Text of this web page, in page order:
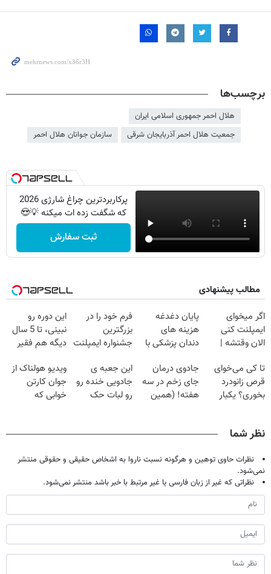
برچسب‌ها
هلال احمر جمهوری اسلامی ایران
جمعیت هلال احمر آذربایجان شرقی
سازمان جوانان هلال احمر
پرکاربردترین چراغ شارژی 2026
که شگفت زده ات میکنه 💡😍
ثبت سفارش
مطالب پیشنهادی
اگر میخوای
ایمپلنت کنی
الان وقتشه |
میلیون تومان!!!
پایان دغدغه
هزینه های
دندان پزشکی با
خانگی
فرم خود را در
بزرگترین
جشنواره ایمپلنت
فقط ۲۵ میلیون
این دوره رو
نبینی، تا 5 سال
دیگه هم فقیر
الان ثبت نام کن
تا کی می‌خوای
قرص زانودرد
بخوری؟ یکبار
جادوی درمان
جای زخم در سه
هفته! (همین
این جعبه ی
جادویی خنده رو
رو لبات حک
ویدیو هولناک از
جوان کارتن
خوابی که
نظر شما
نظرات حاوی توهین و هرگونه نسبت ناروا به اشخاص حقیقی و حقوقی منتشر
نمی‌شود.
نظراتی که غیر از زبان فارسی یا غیر مرتبط با خبر باشد منتشر نمی‌شود.